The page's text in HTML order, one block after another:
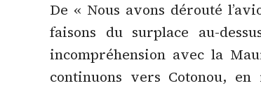
De « Nous avons dérouté
faisons du surplace au-
incompréhension avec la
continuons vers Cotonou,